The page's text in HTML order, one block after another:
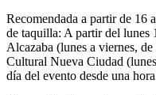
Recomendada a partir de 16
de taquilla: A partir del
Alcazaba (lunes a viernes,
Cultural Nueva Ciudad
día del evento desde una